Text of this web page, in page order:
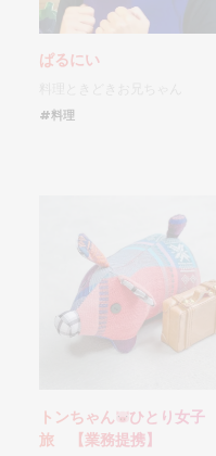
ぱるにい
#料理
トンちゃん
ひとり女子
旅 【業務提携】